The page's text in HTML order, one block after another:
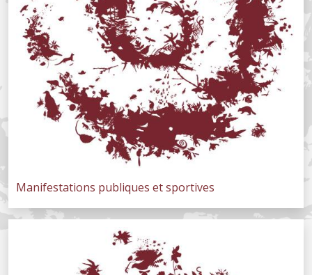
Manifestations publiques et sportives